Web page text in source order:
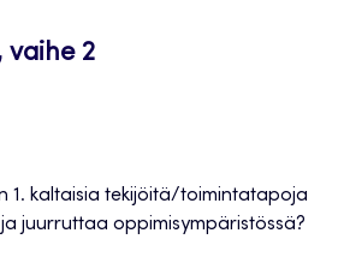
vaihe 2
1. kaltaisia tekijöitä/toimintatapoja
juurruttaa oppimisympäristössä?